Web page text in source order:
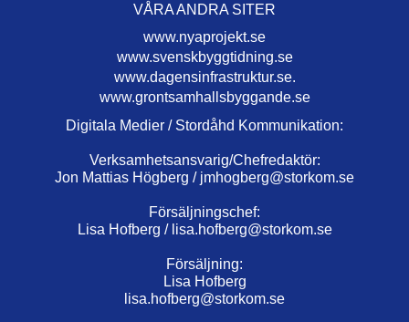
VÅRA ANDRA SITER
www.nyaprojekt.se
www.svenskbyggtidning.se
www.dagensinfrastruktur.se.
www.grontsamhallsbyggande.se
Digitala Medier / Stordåhd Kommunikation:
Verksamhetsansvarig/Chefredaktör:
Jon Mattias Högberg / jmhogberg@storkom.se
Försäljningschef:
Lisa Hofberg / lisa.hofberg@storkom.se
Försäljning:
Lisa Hofberg
lisa.hofberg@storkom.se